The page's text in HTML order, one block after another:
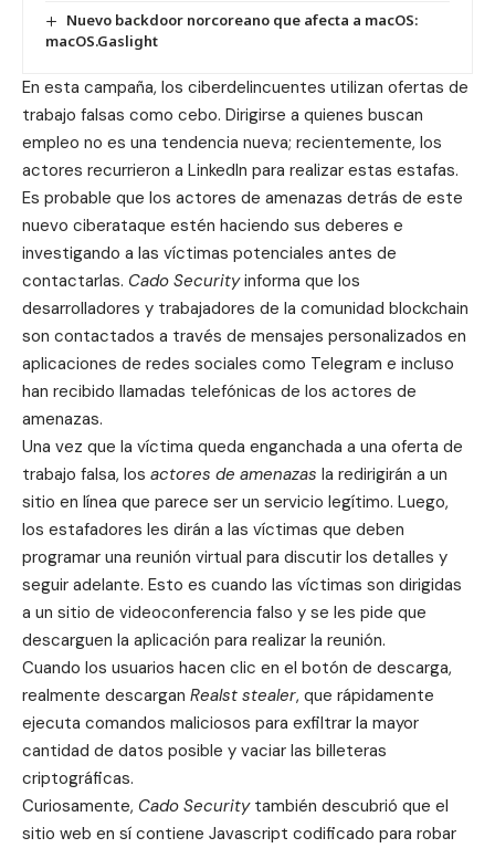
Nuevo backdoor norcoreano que afecta a macOS:
macOS.Gaslight
En esta campaña, los ciberdelincuentes utilizan ofertas de
trabajo falsas como cebo. Dirigirse a quienes buscan
empleo no es una tendencia nueva; recientemente, los
actores recurrieron a LinkedIn para realizar estas estafas.
Es probable que los actores de amenazas detrás de este
nuevo ciberataque estén haciendo sus deberes e
investigando a las víctimas potenciales antes de
contactarlas. Cado Securityinforma que los
desarrolladores y trabajadores de la comunidad blockchain
son contactados a través de mensajes personalizados en
aplicaciones de redes sociales como Telegram e incluso
han recibido llamadas telefónicas de los actores de
amenazas.
Una vez que la víctima queda enganchada a una oferta de
trabajo falsa, los actores de amenazas la redirigirán a un
sitio en línea que parece ser un servicio legítimo. Luego,
los estafadores les dirán a las víctimas que deben
programar una reunión virtual para discutir los detalles y
seguir adelante. Esto es cuando las víctimas son dirigidas
a un sitio de videoconferencia falso y se les pide que
descarguen la aplicación para realizar la reunión.
Cuando los usuarios hacen clic en el botón de descarga,
realmente descargan Realst stealer, que rápidamente
ejecuta comandos maliciosos para exfiltrar la mayor
cantidad de datos posible y vaciar las billeteras
criptográficas.
Curiosamente, Cado Securitytambién descubrió que el
sitio web en sí contiene Javascript codificado para robar